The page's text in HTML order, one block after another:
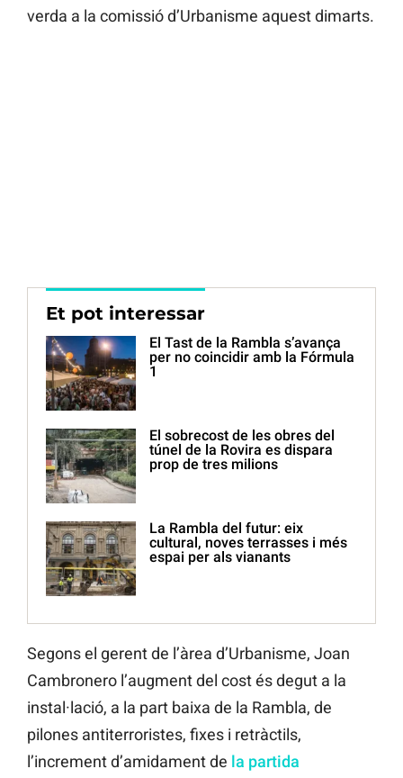
verda a la comissió d’Urbanisme aquest dimarts.
Et pot interessar
El Tast de la Rambla s’avança
per no coincidir amb la Fórmula
1
El sobrecost de les obres del
túnel de la Rovira es dispara
prop de tres milions
La Rambla del futur: eix
cultural, noves terrasses i més
espai per als vianants
Segons el gerent de l’àrea d’Urbanisme, Joan
Cambronero l’augment del cost és degut a la
instal·lació, a la part baixa de la Rambla, de
pilones antiterroristes, fixes i retràctils,
l’increment d’amidament de la partida